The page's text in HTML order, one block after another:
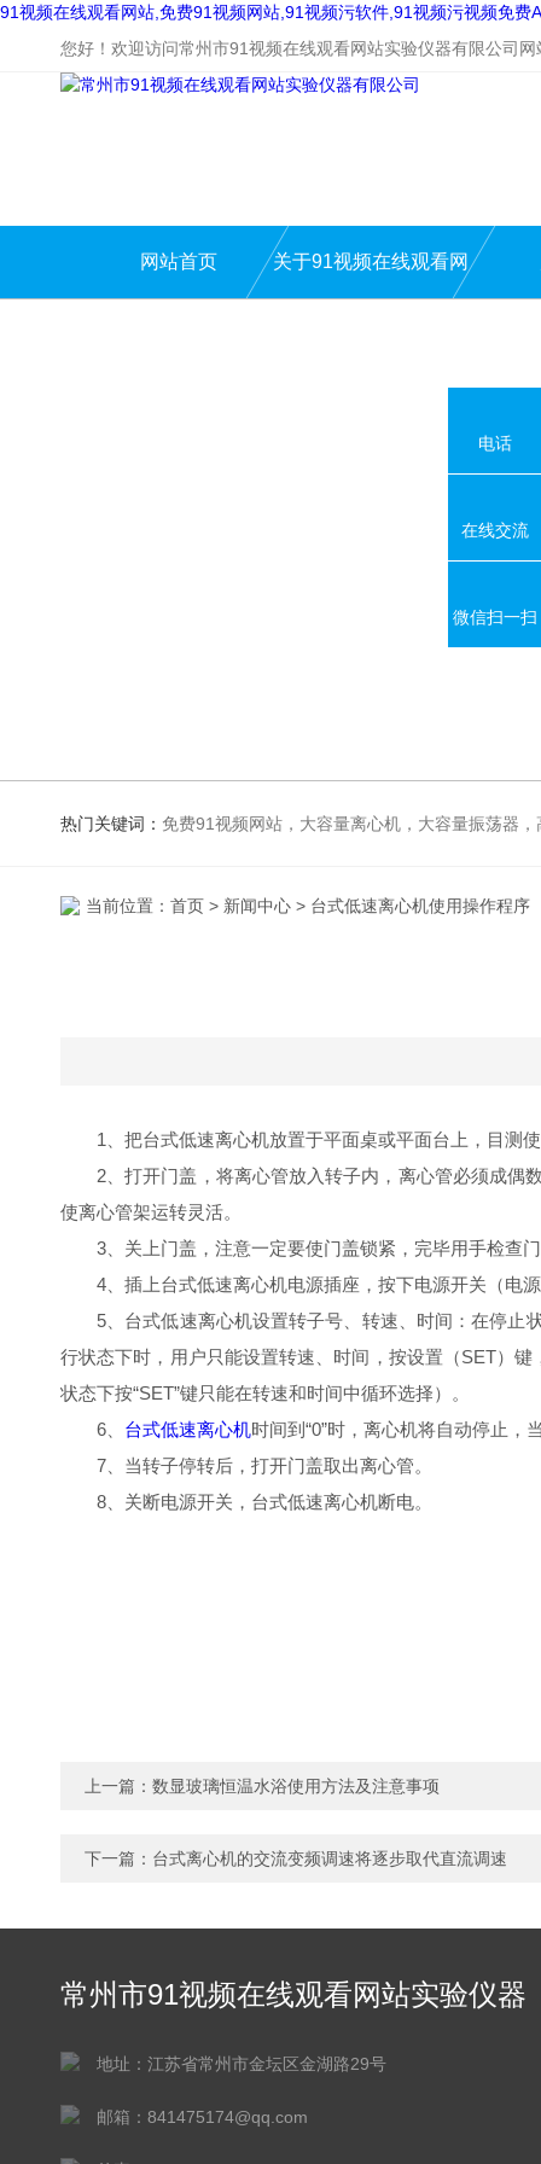
91视频在线观看网站,免费91视频网站,91视频污软件,91视频污视频免费
您好！欢迎访问常州市91视频在线观看网站实验仪器有限公司网
网站首页 关于91视频在线观看网
热门关键词： 免费91视频网站，大容量离心机，大容量振荡器，高速冷冻离心机，生化、光照、振荡培养箱，磁力搅拌器，
当前位置： 首页 > 新闻中心 > 台式低速离心机使用操作程序
1、把台式低速离心机放置于平面桌或平面台上，目测
2、打开门盖，将离心管放入转子内，离心管必须成偶
使离心管架运转灵活。
3、关上门盖，注意一定要使门盖锁紧，完毕用手检查
4、插上台式低速离心机电源插座，按下电源开关（电
5、台式低速离心机设置转子号、转速、时间：在停止
行状态下时，用户只能设置转速、时间，按设置（SET）
状态下按“SET”键只能在转速和时间中循环选择）。
6、 台式低速离心机时间到“0”时，离心机将自动停止，
7、当转子停转后，打开门盖取出离心管。
8、关断电源开关，台式低速离心机断电。
上一篇： 数显玻璃恒温水浴使用方法及注意事项
下一篇： 台式离心机的交流变频调速将逐步取代直流调速
常州市91视频在线观看网站实验仪器
地址：江苏省常州市金坛区金湖路29号
邮箱：841475174@qq.com
电话
在线交流
微信扫一扫